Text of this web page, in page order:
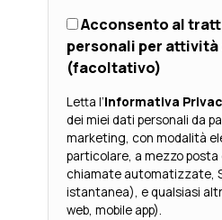
Acconsento al
personali per attività
(facoltativo)
Letta l’Informativa
dei miei dati personali da parte di
marketing, con modalità
particolare, a mezzo
chiamate automatizzate,
istantanea), e qualsiasi
web, mobile app).